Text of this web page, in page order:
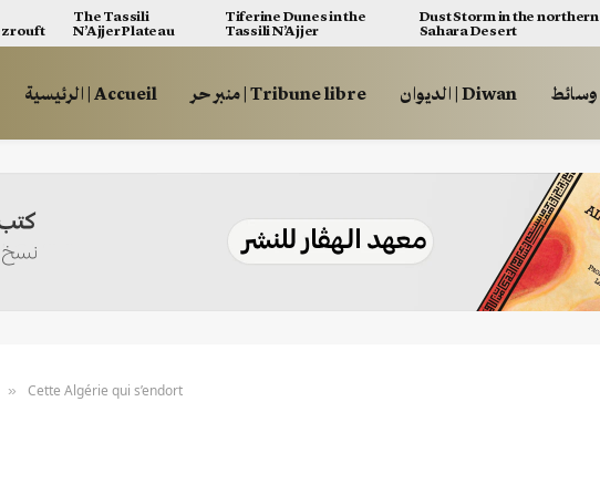
The Tassili
N’Ajjer Plateau
Tiferine Dunes in the
Tassili N’Ajjer
Dust Storm in the northern
Sahara Desert
الرئيسية | Accueil منبر حر | Tribune libre الديوان | Diwan
» Cette Algérie qui s’endort